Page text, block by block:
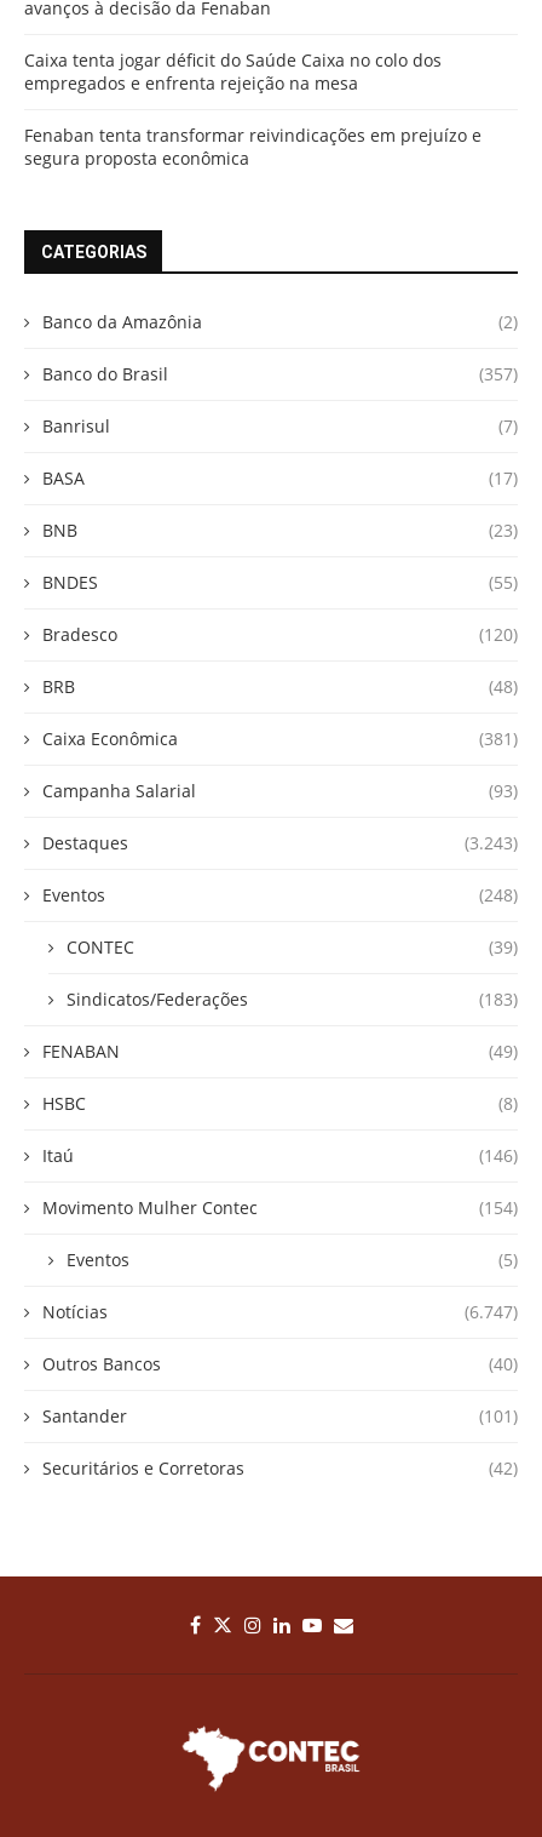
avanços à decisão da Fenaban
Caixa tenta jogar déficit do Saúde Caixa no colo dos
empregados e enfrenta rejeição na mesa
Fenaban tenta transformar reivindicações em prejuízo e
segura proposta econômica
CATEGORIAS
Banco da Amazônia (2)
Banco do Brasil (357)
Banrisul (7)
BASA (17)
BNB (23)
BNDES (55)
Bradesco (120)
BRB (48)
Caixa Econômica (381)
Campanha Salarial (93)
Destaques (3.243)
Eventos (248)
CONTEC (39)
Sindicatos/Federações (183)
FENABAN (49)
HSBC (8)
Itaú (146)
Movimento Mulher Contec (154)
Eventos (5)
Notícias (6.747)
Outros Bancos (40)
Santander (101)
Securitários e Corretoras (42)